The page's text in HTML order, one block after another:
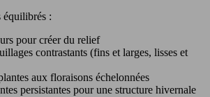
équilibrés :
pour créer du relief
contrastants (fins et larges, lisses et
aux floraisons échelonnées
persistantes pour une structure hivernale